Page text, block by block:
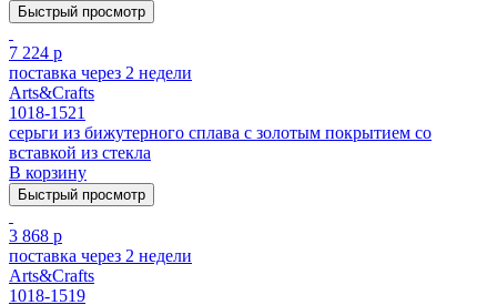
Быстрый просмотр
7 224 р
поставка через 2 недели
Arts&Crafts
1018-1521
серьги из бижутерного сплава с золотым покрытием cо
вставкой из стекла
В корзину
Быстрый просмотр
3 868 р
поставка через 2 недели
Arts&Crafts
1018-1519